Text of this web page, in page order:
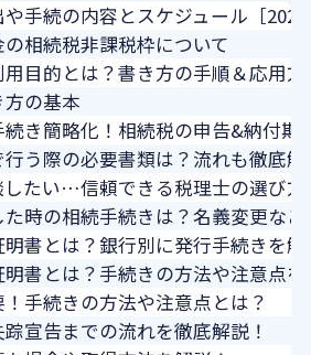
手続の内容とスケジュール［
相続税非課税枠について
目的とは？書き方の手順＆応用
の基本
き簡略化！相続税の申告&納付期
う際の必要書類は？流れも徹底解
したい…信頼できる税理士の選び方
時の相続手続きは？名義変更な
書とは？銀行別に発行手続きを解
書とは？手続きの方法や注意点
手続きの方法や注意点とは？
宣告までの流れを徹底解説！